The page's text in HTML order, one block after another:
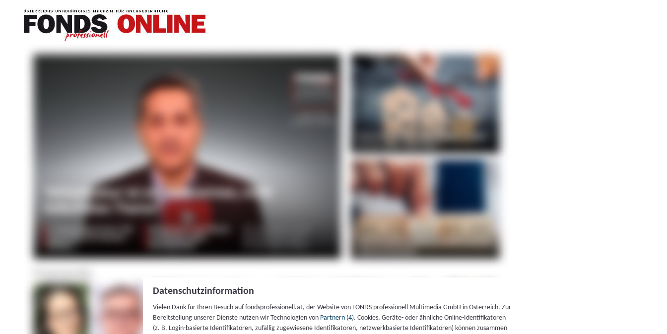
Datenschutzinformation
Vielen Dank für Ihren Besuch auf fondsprofessionell.at, der Website von FONDS professionell Multimedia GmbH in Österreich. Zur
Bereitstellung unserer Dienste nutzen wir Technologien von Partnern (4). Cookies, Geräte- oder ähnliche Online-Identifikatoren
(z. B. Login-basierte Identifikatoren, zufällig zugewiesene Identifikatoren, netzwerkbasierte Identifikatoren) können zusammen